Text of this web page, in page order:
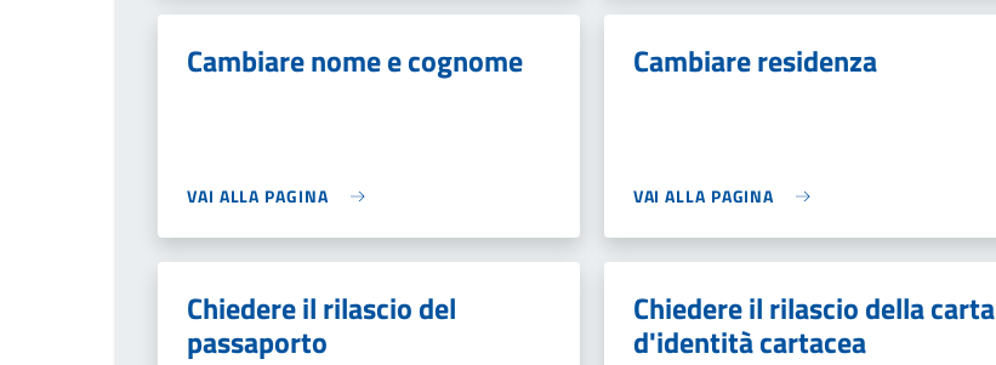
Cambiare nome e cognome
VAI ALLA PAGINA
Cambiare residenza
VAI ALLA PAGINA
Chiedere il rilascio del
passaporto
Chiedere il rilascio della carta
d'identità cartacea